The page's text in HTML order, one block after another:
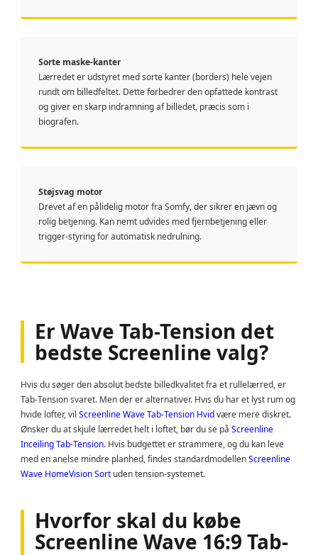
Sorte maske-kanter
Lærredet er udstyret med sorte kanter (borders) hele vejen
rundt om billedfeltet. Dette forbedrer den opfattede kontrast
og giver en skarp indramning af billedet, præcis som i
biografen.
Støjsvag motor
Drevet af en pålidelig motor fra Somfy, der sikrer en jævn og
rolig betjening. Kan nemt udvides med fjernbetjening eller
trigger-styring for automatisk nedrulning.
Er Wave Tab-Tension det
bedste Screenline valg?
Hvis du søger den absolut bedste billedkvalitet fra et rullelærred, er
Tab-Tension svaret. Men der er alternativer. Hvis du har et lyst rum og
hvide lofter, vil Screenline Wave Tab-Tension Hvidvære mere diskret.
Ønsker du at skjule lærredet helt i loftet, bør du se på Screenline
Inceiling Tab-Tension. Hvis budgettet er strammere, og du kan leve
med en anelse mindre planhed, findes standardmodellenScreenline
Wave HomeVision Sort uden tension-systemet.
Hvorfor skal du købe
Screenline Wave 16:9 Tab-